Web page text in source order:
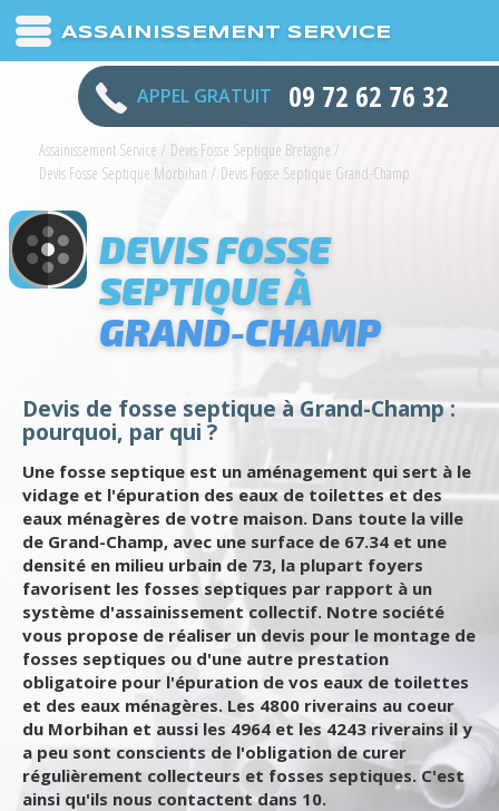
ASSAINISSEMENT SERVICE
APPEL GRATUIT 09 72 62 76 32
Assainissement Service / Devis Fosse Septique Bretagne /
Devis Fosse Septique Morbihan / Devis Fosse Septique Grand-Champ
DEVIS FOSSE
SEPTIQUE À
GRAND-CHAMP
Devis de fosse septique à Grand-Champ :
pourquoi, par qui ?
Une fosse septique est un aménagement qui sert à le
vidage et l'épuration des eaux de toilettes et des
eaux ménagères de votre maison. Dans toute la ville
de Grand-Champ, avec une surface de 67.34 et une
densité en milieu urbain de 73, la plupart foyers
favorisent les fosses septiques par rapport à un
système d'assainissement collectif. Notre société
vous propose de réaliser un devis pour le montage de
fosses septiques ou d'une autre prestation
obligatoire pour l'épuration de vos eaux de toilettes
et des eaux ménagères. Les 4800 riverains au coeur
du Morbihan et aussi les 4964 et les 4243 riverains il y
a peu sont conscients de l'obligation de curer
régulièrement collecteurs et fosses septiques. C'est
ainsi qu'ils nous contactent dans 10.